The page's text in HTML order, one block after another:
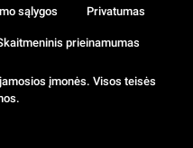
įmonės. Visos teisės
sąlygos Privatumas
prieinamumas